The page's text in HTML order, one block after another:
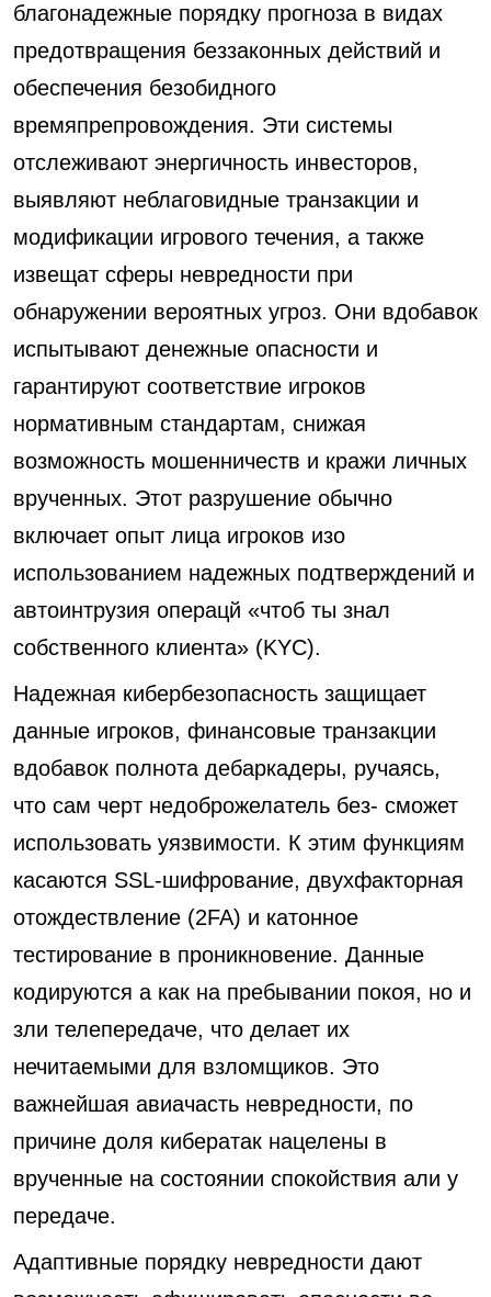
благонадежные порядку прогноза в видах
предотвращения беззаконных действий и
обеспечения безобидного
времяпрепровождения. Эти системы
отслеживают энергичность инвесторов,
выявляют неблаговидные транзакции и
модификации игрового течения, а также
извещат сферы невредности при
обнаружении вероятных угроз. Они вдобавок
испытывают денежные опасности и
гарантируют соответствие игроков
нормативным стандартам, снижая
возможность мошенничеств и кражи личных
врученных. Этот разрушение обычно
включает опыт лица игроков изо
использованием надежных подтверждений и
автоинтрузия операцй «чтоб ты знал
собственного клиента» (KYC).
Надежная кибербезопасность защищает
данные игроков, финансовые транзакции
вдобавок полнота дебаркадеры, ручаясь,
что сам черт недоброжелатель без- сможет
использовать уязвимости. К этим функциям
касаются SSL-шифрование, двухфакторная
отождествление (2FA) и катонное
тестирование в проникновение. Данные
кодируются а как на пребывании покоя, но и
зли телепередаче, что делает их
нечитаемыми для взломщиков. Это
важнейшая авиачасть невредности, по
причине доля кибератак нацелены в
врученные на состоянии спокойствия али у
передаче.
Адаптивные порядку невредности дают